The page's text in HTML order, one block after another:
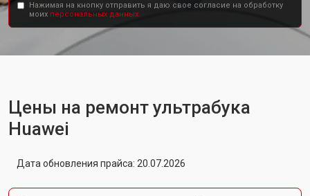
Нажимая на кнопку отправить я даю свое согласие на обработку
моих персональных данных.
Цены на ремонт ультрабука
Huawei
Дата обновления прайса: 20.07.2026